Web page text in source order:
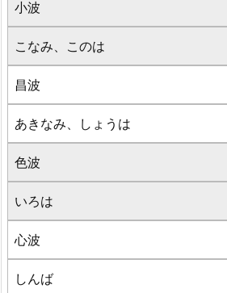
小波
こなみ、このは
昌波
あきなみ、しょうは
色波
いろは
心波
しんば